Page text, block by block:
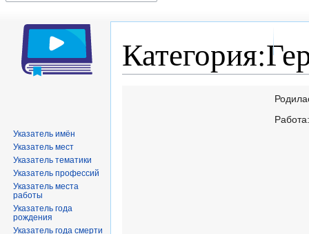
Работа:
Указатель имён
Указатель мест
Указатель тематики
Указатель профессий
Указатель места
работы
Указатель года
рождения
Указатель года смерти